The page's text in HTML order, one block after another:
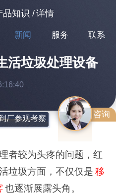
品知识 /详情
新闻 服务 联系
垃圾处理设备
咨询
厂参观考察
者较为头疼的问题，红
垃圾方面，不仅仅是 移
也逐渐展露头角。